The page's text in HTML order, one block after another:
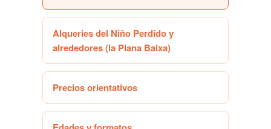
Alqueries del Niño Perdido y
alrededores (la Plana Baixa)
Precios orientativos